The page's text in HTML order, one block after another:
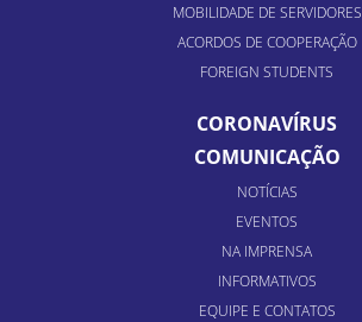
MOBILIDADE DE SERVIDORES
ACORDOS DE COOPERAÇÃO
FOREIGN STUDENTS
CORONAVÍRUS
COMUNICAÇÃO
NOTÍCIAS
EVENTOS
NA IMPRENSA
INFORMATIVOS
EQUIPE E CONTATOS